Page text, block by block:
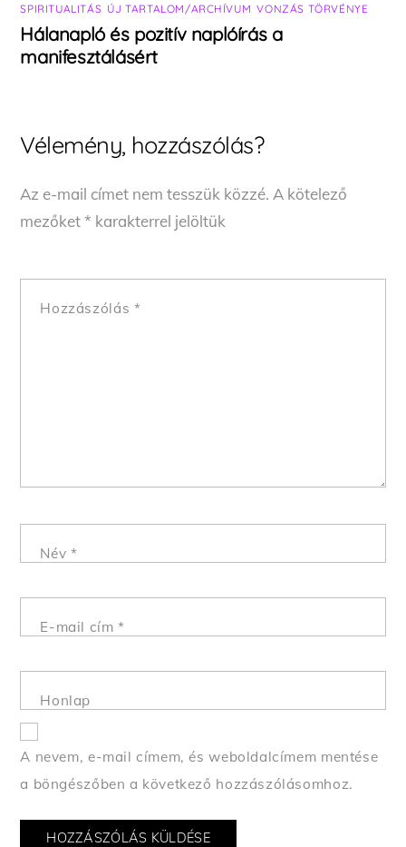
SPIRITUALITÁS ÚJ TARTALOM/ARCHÍVUM ,VONZÁS TÖRVÉNYE
Hálanapló és pozitív naplóírás a
manifesztálásért
Vélemény, hozzászólás?
Az e-mail címet nem tesszük közzé. A kötelező
mezőket* karakterrel jelöltük
Hozzászólás *
Név *
E-mail cím*
Honlap
A nevem, e-mail címem, és weboldalcímem mentése
a böngészőben a következő hozzászólásomhoz.